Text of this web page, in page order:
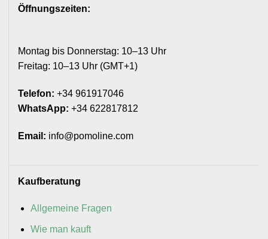
Öffnungszeiten:
Montag bis Donnerstag: 10–13 Uhr
Freitag: 10–13 Uhr (GMT+1)
Telefon: +34 961917046
WhatsApp: +34 622817812
Email: info@pomoline.com
Kaufberatung
Allgemeine Fragen
Wie man kauft